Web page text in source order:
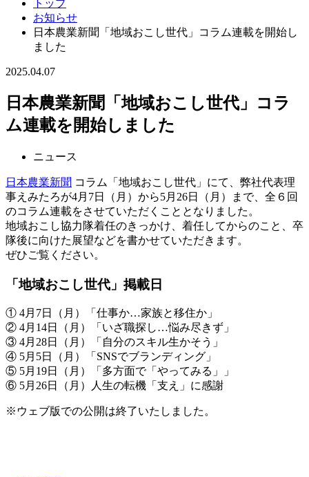
トップ
お知らせ
日本農業新聞「地域おこし世代」コラム連載を開始し
ました
2025.04.07
日本農業新聞「地域おこし世代」コラ
ム連載を開始しました
ニュース
日本農業新聞 コラム「地域おこし世代」にて、弊社代表理
事えみたろが4月7日（月）から5月26日（月）まで、全６回
のコラム連載をさせていただくこととなりました。
地域おこし協力隊着任のきっかけ、着任してからのこと、卒
隊後に向けた展望などを書かせていただきます。
ぜひご覧ください。
「地域おこし世代」掲載日
① 4月7日（月）「仕事か…家族と移住か」
② 4月14日（月）「いざ職探し…悩み尽きず」
③ 4月28日（月）「自分のスキル生かそう」
④ 5月5日（月）「SNSでブランディング」
⑤ 5月19日（月）「多方面で「やってみる」」
⑥ 5月26日（月）人生の転機「支え」に感謝
※ウェブ版での公開は終了いたしました。